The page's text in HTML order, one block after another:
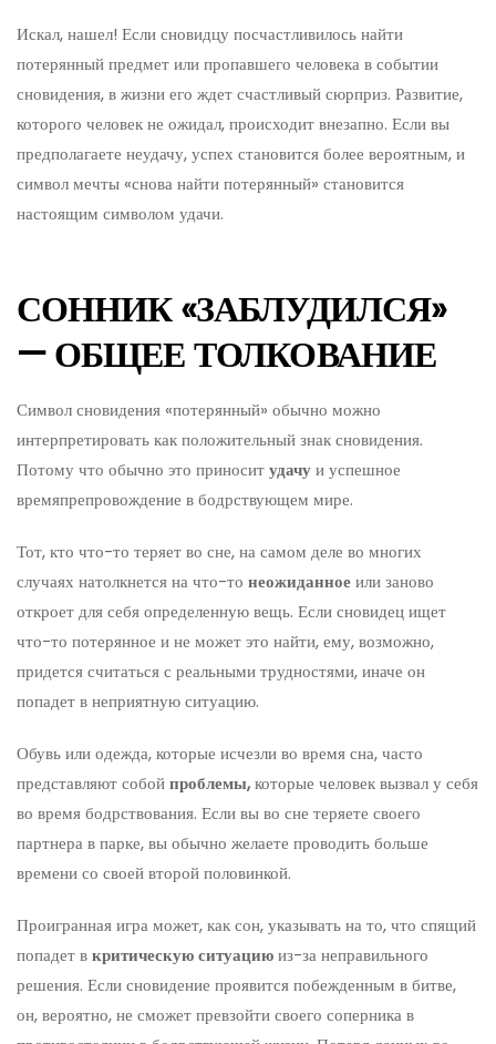
Искал, нашел! Если сновидцу посчастливилось найти
потерянный предмет или пропавшего человека в событии
сновидения, в жизни его ждет счастливый сюрприз. Развитие,
которого человек не ожидал, происходит внезапно. Если вы
предполагаете неудачу, успех становится более вероятным, и
символ мечты «снова найти потерянный» становится
настоящим символом удачи.
СОННИК «ЗАБЛУДИЛСЯ»
— ОБЩЕЕ ТОЛКОВАНИЕ
Символ сновидения «потерянный» обычно можно
интерпретировать как положительный знак сновидения.
Потому что обычно это приноситудачуи успешное
времяпрепровождение в бодрствующем мире.
Тот, кто что-то теряет во сне, на самом деле во многих
случаях натолкнется на что-то неожиданноеили заново
откроет для себя определенную вещь. Если сновидец ищет
что-то потерянное и не может это найти, ему, возможно,
придется считаться с реальными трудностями, иначе он
попадет в неприятную ситуацию.
Обувь или одежда, которые исчезли во время сна, часто
представляют собойпроблемы,которые человек вызвал у себя
во время бодрствования. Если вы во сне теряете своего
партнера в парке, вы обычно желаете проводить больше
времени со своей второй половинкой.
Проигранная игра может, как сон, указывать на то, что спящий
попадет вкритическую ситуациюиз-за неправильного
решения. Если сновидение проявится побежденным в битве,
он, вероятно, не сможет превзойти своего соперника в